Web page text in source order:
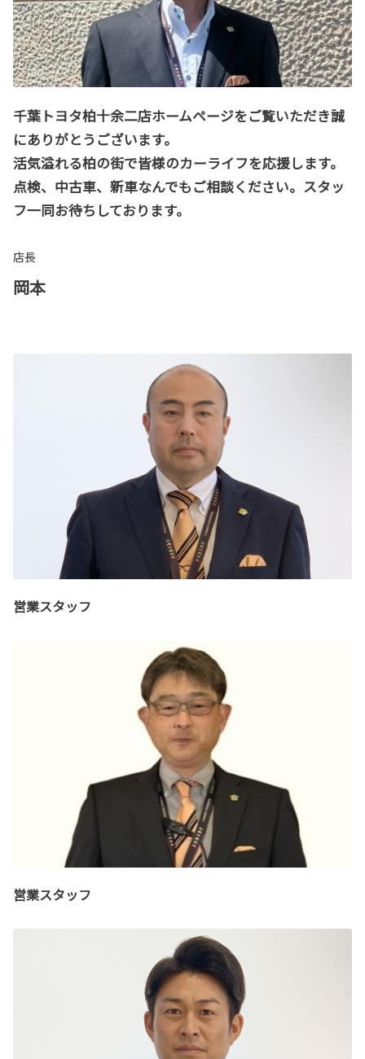
千葉トヨタ柏十余二店ホームページをご覧いただき誠
にありがとうございます。
活気溢れる柏の街で皆様のカーライフを応援します。
点検、中古車、新車なんでもご相談ください。スタッ
フ一同お待ちしております。
店長
岡本
営業スタッフ
営業スタッフ